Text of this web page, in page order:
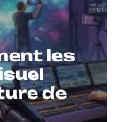
les
de